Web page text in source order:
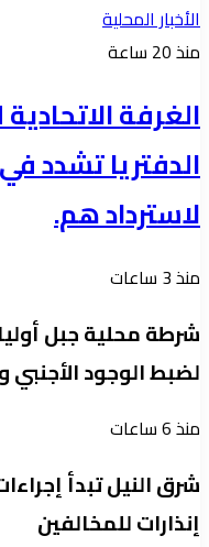
الأخبار المحلية
منذ 20 ساعة
الغرفة
الدفتريا تشدد
لاسترداد هم.
منذ 3 ساعات
شرطة محلية جبل
لضبط الوجود الأجنبي وتضبط
منذ 6 ساعات
شرق النيل تبدأ
إنذارات للمخالفين